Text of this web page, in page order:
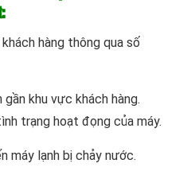
hàng thông qua số
khu vực khách hàng.
trạng hoạt đọng của máy.
máy lạnh bị chảy nước.